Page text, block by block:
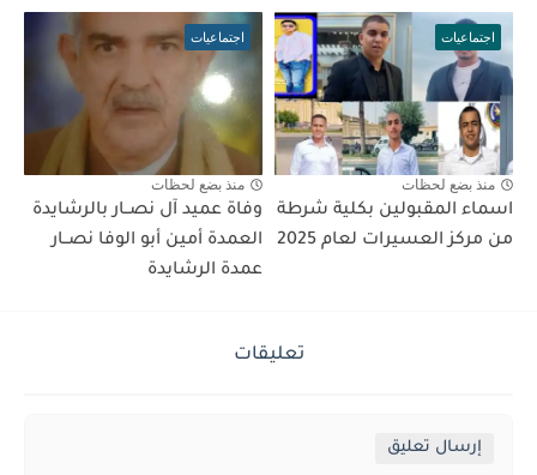
اجتماعيات
منذ بضع لحظات
اسماء المقبولين بكلية شرطة
من مركز العسيرات لعام 2025
اجتماعيات
منذ بضع لحظات
وفاة عميد آل نصــار بالرشايدة
العمدة أمين أبو الوفا نصــار
عمدة الرشايدة
تعليقات
إرسال تعليق